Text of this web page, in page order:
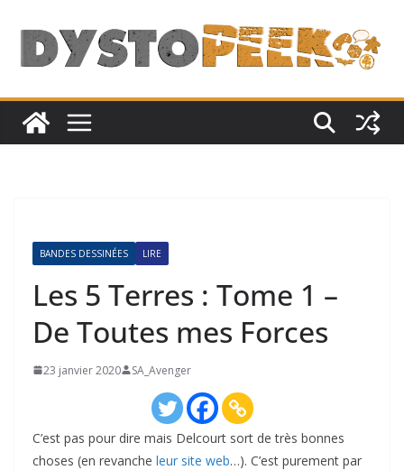
contenu
BANDES DESSINÉES LIRE
Les 5 Terres : Tome 1 –
De Toutes mes Forces
23 janvier 2020 SA_Avenger
C’est pas pour dire mais Delcourt sort de très bonnes
choses (en revanche leur site web…). C’est purement par